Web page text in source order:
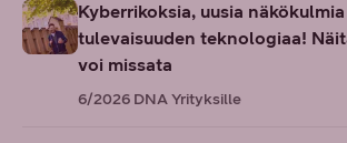
Kyberrikoksia, uusia näkökulmia
tulevaisuuden teknologiaa!
voi missata
6/2026 DNA Yrityksille